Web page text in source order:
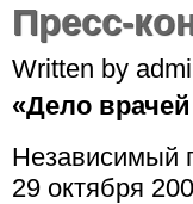
Пресс-
Written by
«Дело
Независимый
29 октября